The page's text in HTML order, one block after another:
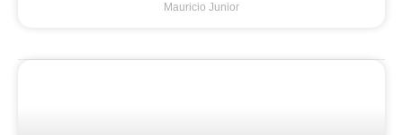
Mauricio Junior